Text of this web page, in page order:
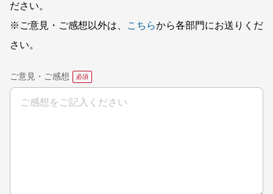
ださい。
※ご意見・ご感想以外は、
こちらから各部門にお送りくだ
さい。
ご意見・ご感想